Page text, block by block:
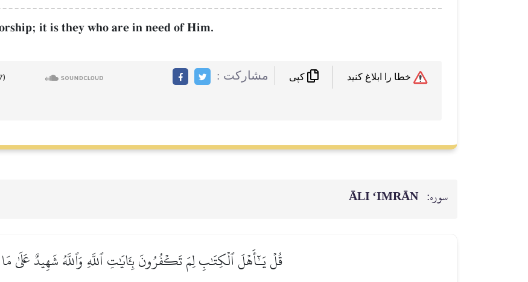
it is they who are in need of Him.
مشاركت :
سوره: ĀLI ‘IMRĀN
قُلۡ يَـٰٓأَهۡلَ ٱلۡكِتَٰبِ لِمَ تَكۡفُرُونَ بِـَٔايَٰتِ ٱللَّهِ وَٱللَّهُ شَهِيدٌ عَلَىٰ